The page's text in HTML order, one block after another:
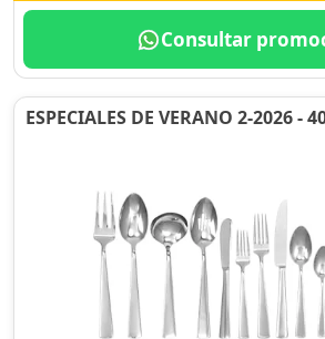
Consultar
ESPECIALES DE VERANO 2-2026 -